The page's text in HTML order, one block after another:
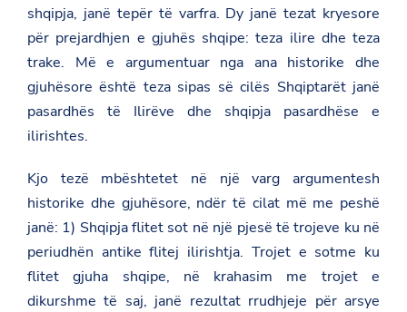
shqipja, janë tepër të varfra. Dy janë tezat kryesore
për prejardhjen e gjuhës shqipe: teza ilire dhe teza
trake. Më e argumentuar nga ana historike dhe
gjuhësore është teza sipas së cilës Shqiptarët janë
pasardhës të Ilirëve dhe shqipja pasardhëse e
ilirishtes.
Kjo tezë mbështetet në një varg argumentesh
historike dhe gjuhësore, ndër të cilat më me peshë
janë: 1) Shqipja flitet sot në një pjesë të trojeve ku në
periudhën antike flitej ilirishtja. Trojet e sotme ku
flitet gjuha shqipe, në krahasim me trojet e
dikurshme të saj, janë rezultat rrudhjeje për arsye